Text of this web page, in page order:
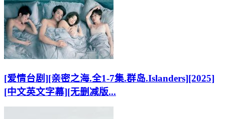
[爱情台剧][亲密之海.全1-7集.群岛.Islanders][2025]
[中文英文字幕][无删减版...